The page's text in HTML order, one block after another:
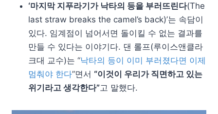
‘마지막 지푸라기가 낙타의 등을 부러뜨린다(The
last straw breaks the camel’s back)’는 속담이
있다. 임계점이 넘어서면 돌이킬 수 없는 결과를
만들 수 있다는 이야기다. 댄 롤프(루이스앤클라
크대 교수)는 “낙타의 등이 이미 부러졌다면 이제
멈춰야 한다”면서 “이것이 우리가 직면하고 있는
위기라고 생각한다”고 말했다.